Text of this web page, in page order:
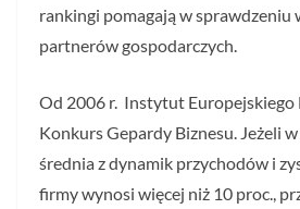
rankingi pomagają w sprawdzeniu
partnerów gospodarczych.
Od 2006 r. Instytut Europejskiego
Konkurs Gepardy Biznesu. Jeżeli
średnia z dynamik przychodów i
firmy wynosi więcej niż 10 proc.,